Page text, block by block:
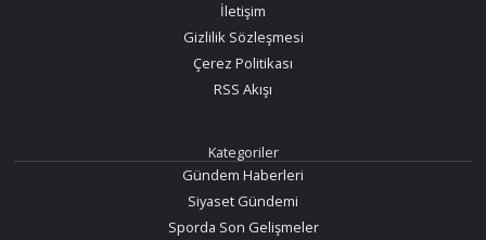
İletişim
Gizlilik Sözleşmesi
Çerez Politikası
RSS Akışı
Kategoriler
Gündem Haberleri
Siyaset Gündemi
Sporda Son Gelişmeler